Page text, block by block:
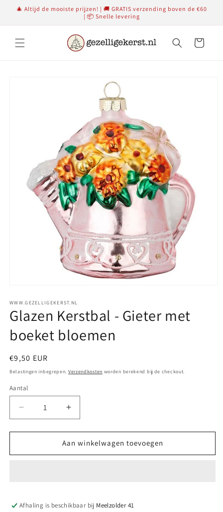
naar de
🎄 Altijd de mooiste prijzen! | 🚚 GRATIS verzending boven de €60
| 📦 Snelle levering
Winkelwagen
WWW.GEZELLIGEKERST.NL
Glazen Kerstbal - Gieter met
boeket bloemen
Normale
prijs
€9,50 EUR
Belastingen inbegrepen. Verzendkosten worden berekend bij de checkout.
Aantal
Aantal
Aantal
verlagen
voor
Kerstbal
bloemen
Aantal
verhogen
voor
Glazen
Kerstbal
bloemen
Aan winkelwagen toevoegen
Afhaling is beschikbaar bij Meelzolder 41